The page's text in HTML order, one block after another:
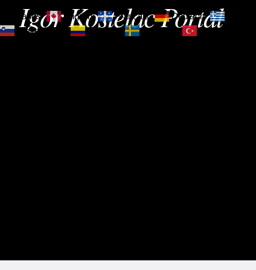
Igor Kostelac Portal
Nederlands English Français Deutsch
Slovenščina Español Svenska Türkçe